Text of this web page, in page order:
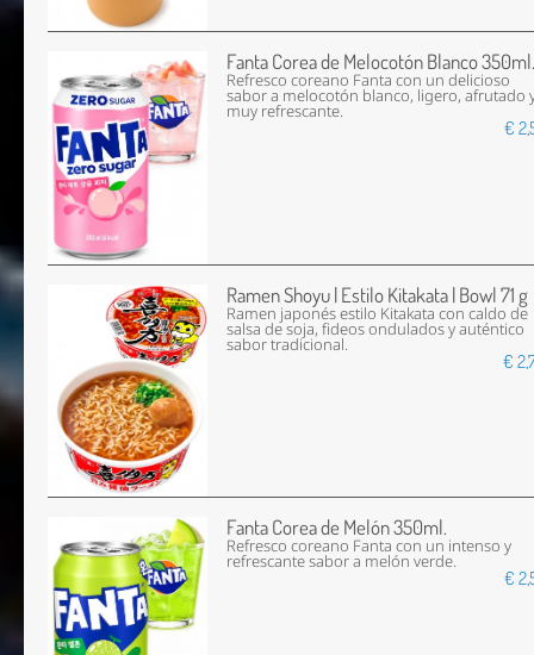
Fanta Corea de Melocotón Blanco
Refresco coreano Fanta con un delicioso
sabor a melocotón blanco, ligero, afrutado
muy refrescante.
€
Ramen Shoyu | Estilo Kitakata | Bowl 71 g
Ramen japonés estilo Kitakata con caldo de
salsa de soja, fideos ondulados y auténtico
sabor tradicional.
€
Fanta Corea de Melón 350ml.
Refresco coreano Fanta con un intenso y
refrescante sabor a melón verde.
€